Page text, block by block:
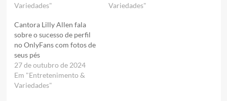
Variedades"
Variedades"
Cantora Lilly Allen fala
sobre o sucesso de perfil
no OnlyFans com fotos de
seus pés
27 de outubro de 2024
Em "Entretenimento &
Variedades"